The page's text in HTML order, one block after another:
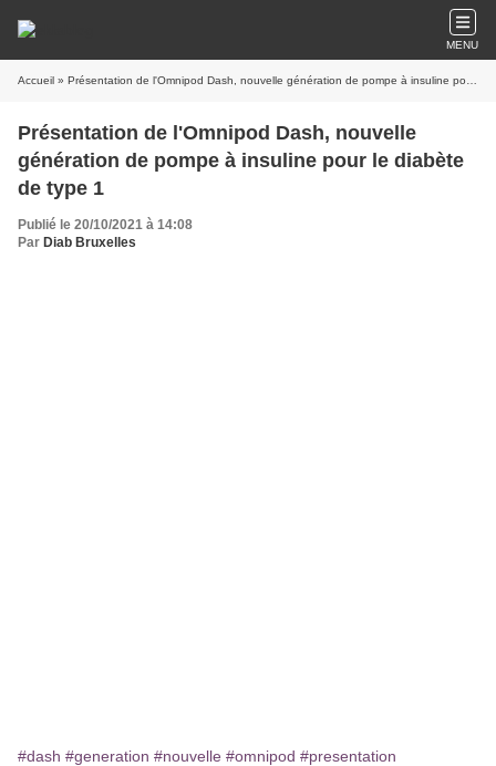
MENU
Accueil » Présentation de l'Omnipod Dash, nouvelle génération de pompe à insuline pour le diabète de type 1
Présentation de l'Omnipod Dash, nouvelle
génération de pompe à insuline pour le diabète
de type 1
Publié le 20/10/2021 à 14:08
Par Diab Bruxelles
#dash #generation #nouvelle #omnipod #presentation